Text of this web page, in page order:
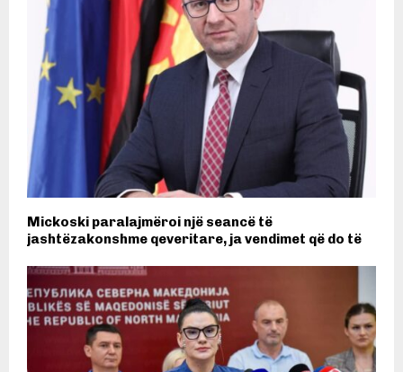
Mickoski paralajmëroi një seancë të
jashtëzakonshme qeveritare, ja vendimet që do të